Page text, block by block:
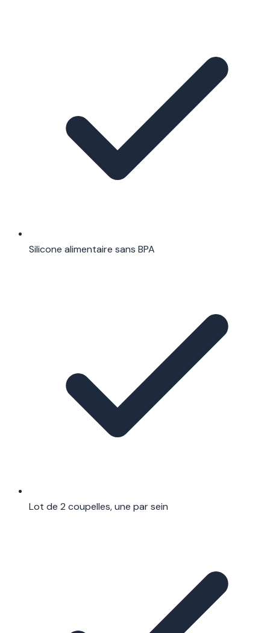
Silicone alimentaire sans BPA
Lot de 2 coupelles, une par sein